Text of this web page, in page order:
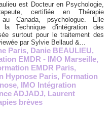
est Docteur en Psychologie,
certifiée en Thérapie
au Canada, psychologue. Elle
la Technique d'intégration des
surtout pour le traitement des
par Sylvie Bellaud &...
Paris, Danie BEAULIEU,
EMDR - IMO Marseille,
EMDR Paris,
Hypnose Paris, Formation
, IMO Intégration
ADJADJ, Laurent
brèves